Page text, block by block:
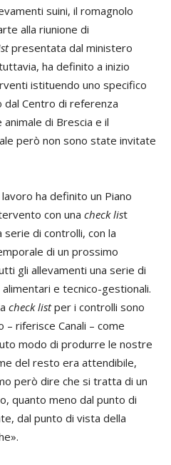
suini, il romagnolo
alla riunione di
presentata dal ministero
ha definito a inizio
istituendo uno specifico
Centro di referenza
di Brescia e il
però non sono state invitate
ha definito un Piano
con una check list
di controlli, con la
di un prossimo
gli allevamenti una serie di
e tecnico-gestionali.
check listper i controlli sono
riferisce Canali – come
modo di produrre le nostre
del resto era attendibile,
però dire che si tratta di un
quanto meno dal punto di
dal punto di vista della